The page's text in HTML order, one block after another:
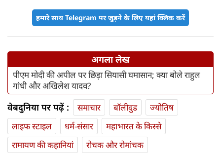
हमारे साथ Telegram पर जुड़ने के लिए यहां क्लिक करें
अगला लेख
पीएम मोदी की अपील पर छिड़ा सियासी घमासान; क्या बोले राहुल
गांधी और अखिलेश यादव?
वेबदुनिया पर पढ़ें : समाचार बॉलीवुड
ज्योतिष
लाइफ स्‍टाइल
धर्म-संसार
महाभारत के किस्से
रामायण की कहानियां
रोचक और रोमांचक